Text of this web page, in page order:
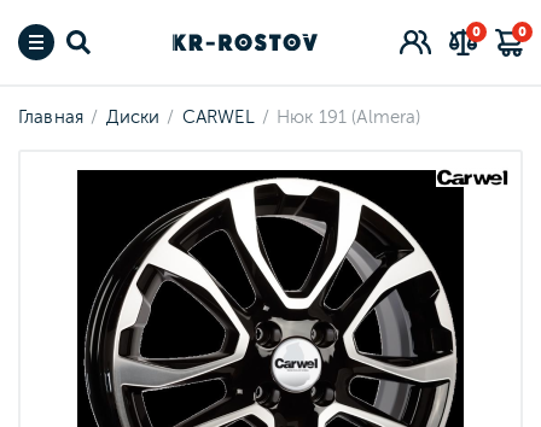
0 0
Главная Диски CARWEL Нюк 191 (Almera)